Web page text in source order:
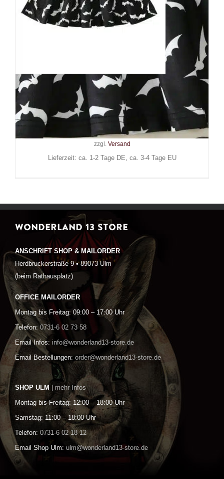
Mad Moonshine Kleid Army of
Bats
29,90€
Inkl. MwSt.
zzgl. Versand
Lieferzeit: ca. 1-2 Tage DE, ca. 3-4 Tage EU
WONDERLAND 13 STORE
ANSCHRIFT SHOP & MAILORDER
Herdbruckerstraße 9 • 89073 Ulm
(beim Rathausplatz)
OFFICE MAILORDER
Montag bis Freitag: 09:00 – 17:00 Uhr
Telefon: 0731-6 02 73 58
Email Infos: info@wonderland13-store.de
Email Bestellungen: order@wonderland13-store.de
SHOP ULM | mehr Infos
Montag bis Freitag: 12:00 – 18:00 Uhr
Samstag: 11:00 – 18:00 Uhr
Telefon: 0731-6 02 18 12
Email Shop Ulm: ulm@wonderland13-store.de